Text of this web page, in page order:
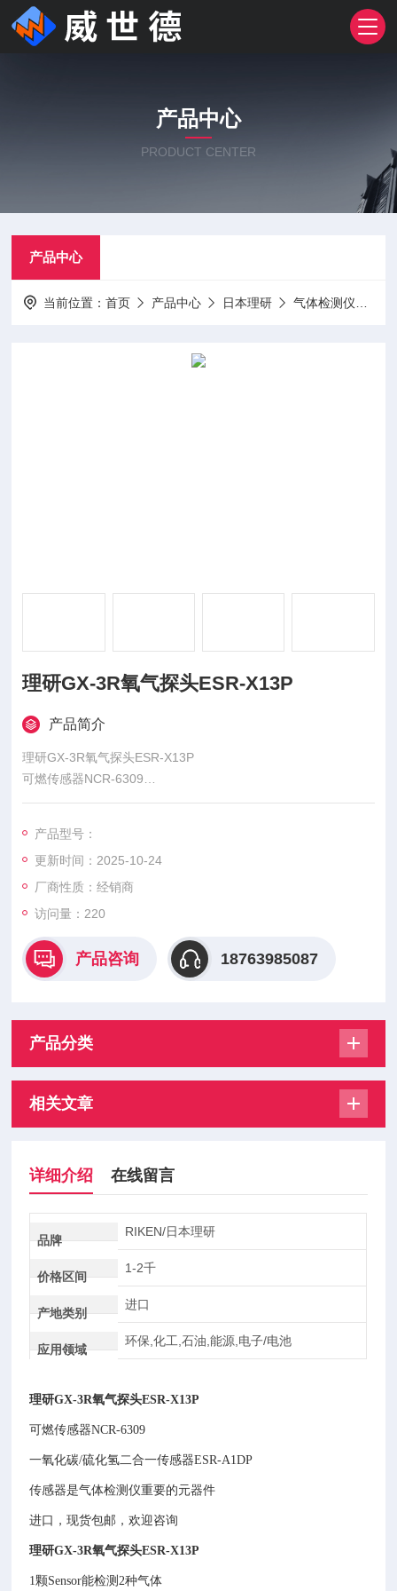
产品中心
PRODUCT CENTER
产品中心
当前位置：首页 产品中心 日本理研 气体检测仪
理研GX-3R氧气探头ESR-X13P
产品简介
理研GX-3R氧气探头ESR-X13P
可燃传感器NCR-6309
一氧化碳/硫化氢二合一传感器ESR-A1DP
产品型号：
更新时间：2025-10-24
厂商性质：经销商
访问量：220
产品咨询 18763985087
产品分类
相关文章
详细介绍 在线留言
品牌
RIKEN/日本理研
价格区间
1-2千
产地类别
进口
应用领域
环保,化工,石油,能源,电子/电池
理研GX-3R氧气探头ESR-X13P
可燃传感器NCR-6309
一氧化碳/硫化氢二合一传感器ESR-A1DP
传感器是气体检测仪重要的元器件
进口，现货包邮，欢迎咨询
理研GX-3R氧气探头ESR-X13P
1颗Sensor能检测2种气体